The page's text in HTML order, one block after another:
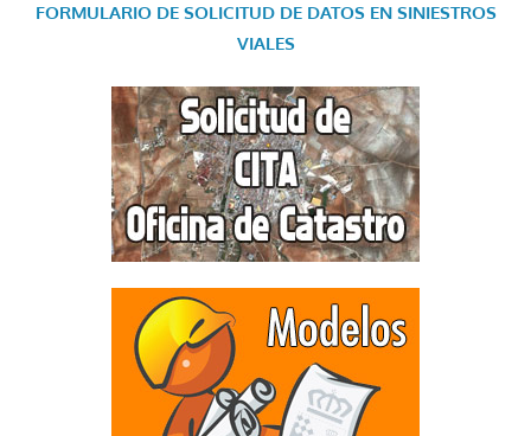
FORMULARIO DE SOLICITUD DE DATOS EN SINIESTROS
VIALES